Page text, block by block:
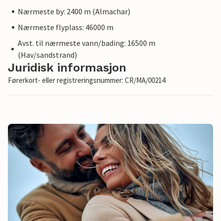
Nærmeste by: 2400 m (Almachar)
Nærmeste flyplass: 46000 m
Avst. til nærmeste vann/bading: 16500 m
(Hav/sandstrand)
Juridisk informasjon
Førerkort- eller registreringsnummer: CR/MA/00214